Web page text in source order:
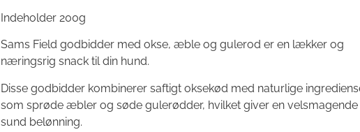
Indeholder 200g
Sams Field godbidder med okse, æble og gulerod er en lækker og
næringsrig snack til din hund.
Disse godbidder kombinerer saftigt oksekød med naturlige
som sprøde æbler og søde gulerødder, hvilket giver en velsmagende
sund belønning.